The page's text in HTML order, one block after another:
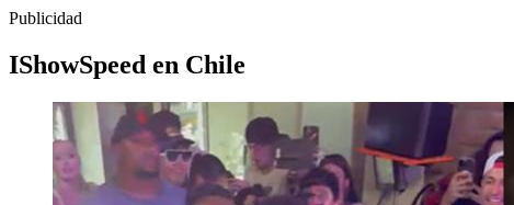
Publicidad
IShowSpeed en Chile